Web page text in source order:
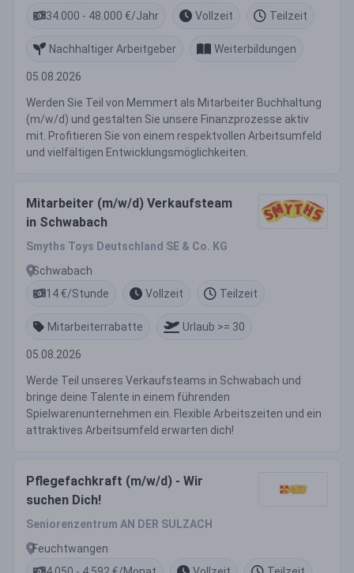
34.000 - 48.000 €/Jahr
Vollzeit Teilzeit
Nachhaltiger Arbeitgeber Weiterbildungen
05.08.2026
Werden Sie Teil von Memmert als Mitarbeiter Buchhaltung
(m/w/d) und gestalten Sie unsere Finanzprozesse aktiv
mit. Profitieren Sie von einem respektvollen Arbeitsumfeld
und vielfältigen Entwicklungsmöglichkeiten.
Mitarbeiter (m/w/d) Verkaufsteam
in Schwabach
Smyths Toys Deutschland SE & Co. KG
Schwabach
14 €/Stunde
Vollzeit Teilzeit
Mitarbeiterrabatte Urlaub >= 30
05.08.2026
Werde Teil unseres Verkaufsteams in Schwabach und
bringe deine Talente in einem führenden
Spielwarenunternehmen ein. Flexible Arbeitszeiten und ein
attraktives Arbeitsumfeld erwarten dich!
Pflegefachkraft (m/w/d) - Wir
suchen Dich!
Seniorenzentrum AN DER SULZACH
Feuchtwangen